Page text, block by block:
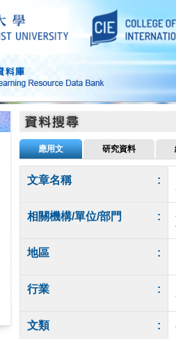
應用文 研究資料
文章名稱 :
相關機構/單位/部門 :
地區 :
行業 :
文類 :